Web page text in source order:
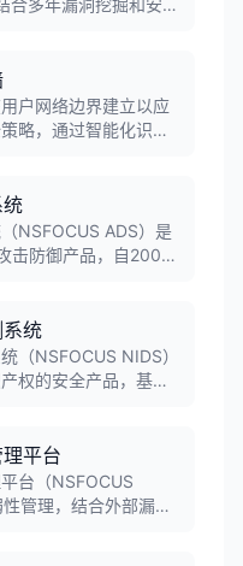
合多年漏洞挖掘和安全
的安全分析和修补建
对修补效果进行审
击面。
户网络边界建立以应
略，通过智能化识
用被安全高效的使
NSFOCUS ADS）是
击防御产品，自2001
保障业务连续性，国内
统
（NSFOCUS NIDS）
权的安全产品，基于
成绿盟全球威胁情报
行为。
平台
台（NSFOCUS
管理，结合外部漏洞